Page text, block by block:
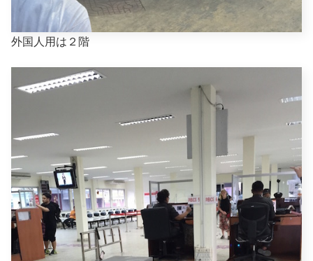
外国人用は２階